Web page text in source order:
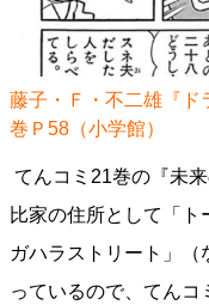
藤子・Ｆ・不二雄『ド
巻Ｐ58（小学館）
てんコミ21巻の『未
比家の住所として「ト
ガハラストリート」
っているので、てんコ